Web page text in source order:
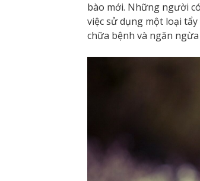
bào mới. Những người
việc sử dụng một loại
chữa bệnh và ngăn